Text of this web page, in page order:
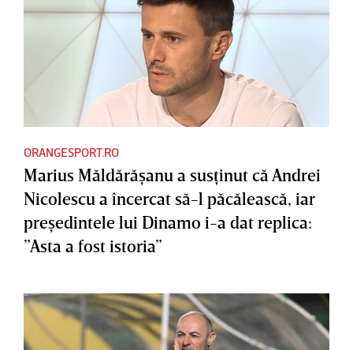
ORANGESPORT.RO
Marius Măldărăşanu a susţinut că Andrei
Nicolescu a încercat să-l păcălească, iar
preşedintele lui Dinamo i-a dat replica:
”Asta a fost istoria”